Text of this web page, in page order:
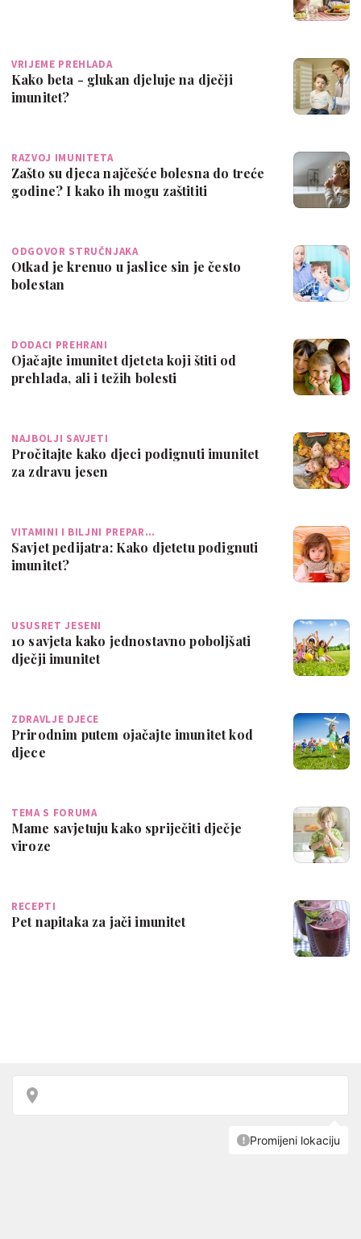
VRIJEME PREHLADA
Kako beta - glukan djeluje na dječji
imunitet?
RAZVOJ IMUNITETA
Zašto su djeca najčešće bolesna do treće
godine? I kako ih mogu zaštititi
ODGOVOR STRUČNJAKA
Otkad je krenuo u jaslice sin je često
bolestan
DODACI PREHRANI
Ojačajte imunitet djeteta koji štiti od
prehlada, ali i težih bolesti
NAJBOLJI SAVJETI
Pročitajte kako djeci podignuti imunitet
za zdravu jesen
VITAMINI I BILJNI PREPAR…
Savjet pedijatra: Kako djetetu podignuti
imunitet?
USUSRET JESENI
10 savjeta kako jednostavno poboljšati
dječji imunitet
ZDRAVLJE DJECE
Prirodnim putem ojačajte imunitet kod
djece
TEMA S FORUMA
Mame savjetuju kako spriječiti dječje
viroze
RECEPTI
Pet napitaka za jači imunitet